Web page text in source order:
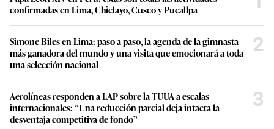
confirmadas en Lima, Chiclayo, Cusco y Pucallpa
Simone Biles en Lima: paso a paso, la agenda de la gimnasta
más ganadora del mundo y una visita que emocionará a toda
una selección nacional
2
Aerolíneas responden a LAP sobre la TUUA a escalas
internacionales: “Una reducción parcial deja intacta la
desventaja competitiva de fondo”
3